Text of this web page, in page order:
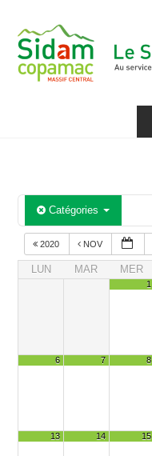
content
Catégories
2020 NOV
LUN MAR MER
1
6 7 8
13 14 15